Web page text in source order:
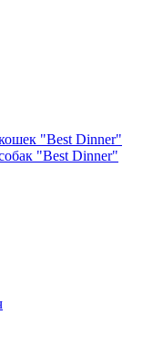
"Best Dinner"
"Best Dinner"